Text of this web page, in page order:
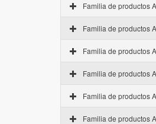
Familia de productos
Familia de productos
Familia de productos
Familia de productos
Familia de productos
Familia de productos